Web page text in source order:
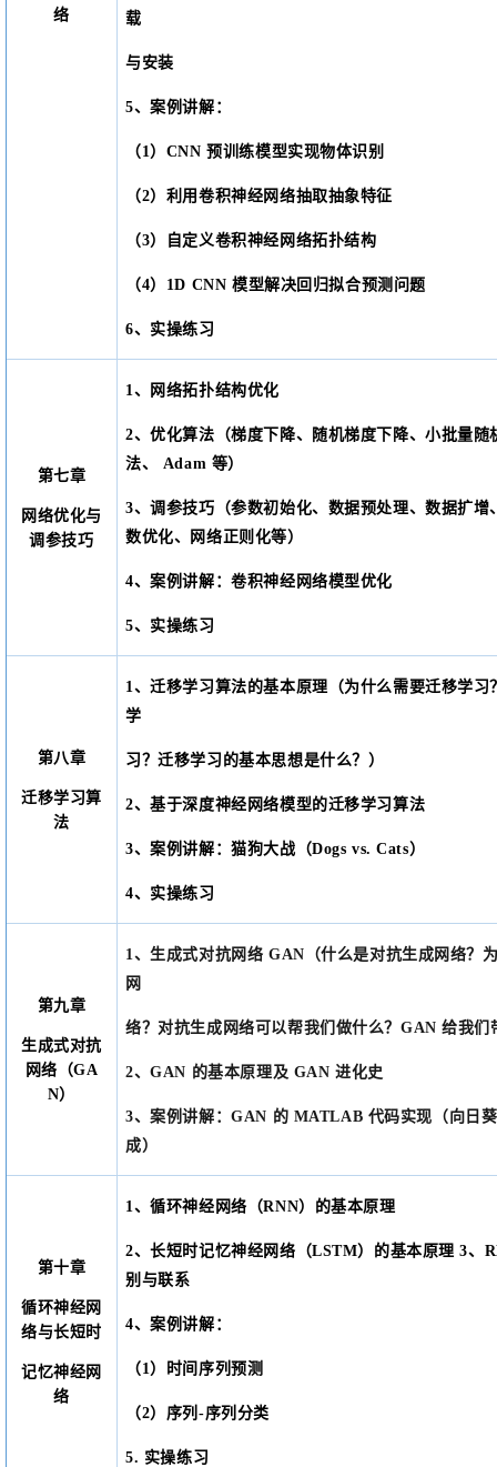
络
载
与安装
5、案例讲解：
（1） CNN 预训练模型实现物体识别
（2）利用卷积神经网络抽取抽象特征
（3）自定义卷积神经网络拓扑结构
（4）1D CNN 模型解决回归拟合预测问题
6、实操练习
第七章
网络优化与
调参技巧
1、网络拓扑结构优化
2、优化算法（梯度下降、随机梯度下降、小批量随
法、 Adam 等）
3、调参技巧（参数初始化、数据预处理、数据扩增
数优化、网络正则化等）
4、案例讲解：卷积神经网络模型优化
5、实操练习
第八章
迁移学习算
法
1、迁移学习算法的基本原理（为什么需要迁移学习
学
习？迁移学习的基本思想是什么？）
2、基于深度神经网络模型的迁移学习算法
3、案例讲解：猫狗大战（Dogs vs. Cats）
4、实操练习
第九章
生成式对抗
网络（GA
N）
1、生成式对抗网络 GAN（什么是对抗生成网络？
网
络？对抗生成网络可以帮我们做什么？GAN 给我们
2、GAN 的基本原理及 GAN 进化史
3、案例讲解：GAN 的 MATLAB 代码实现（向日
成）
第十章
循环神经网
络与长短时
记忆神经网
络
1、循环神经网络（RNN）的基本原理
2、长短时记忆神经网络（LSTM）的基本原理3、
别与联系
4、案例讲解：
（1）时间序列预测
（2）序列-序列分类
5. 实操练习